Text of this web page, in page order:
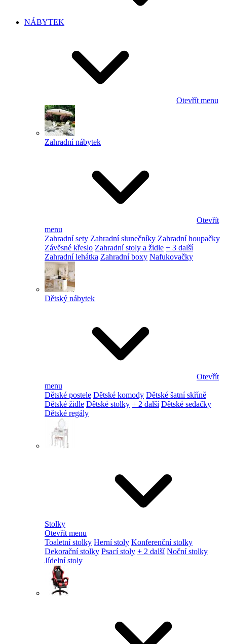
NÁBYTEK
Otevřít menu
Zahradní nábytek
Otevřít
menu
Zahradní sety Zahradní slunečníky Zahradní houpačky
Závěsné křeslo Zahradní stoly a židle + 3 další
Zahradní lehátka Zahradní boxy Nafukovačky
Dětský nábytek
Otevřít
menu
Dětské postele Dětské komody Dětské šatní skříně
Dětské židle Dětské stolky + 2 další Dětské sedačky
Dětské regály
Stolky
Otevřít menu
Toaletní stolky Herní stoly Konferenční stolky
Dekorační stolky Psací stoly + 2 další Noční stolky
Jídelní stoly